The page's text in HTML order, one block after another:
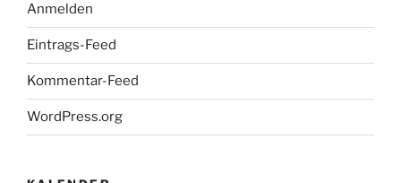
Anmelden
Eintrags-Feed
Kommentar-Feed
WordPress.org